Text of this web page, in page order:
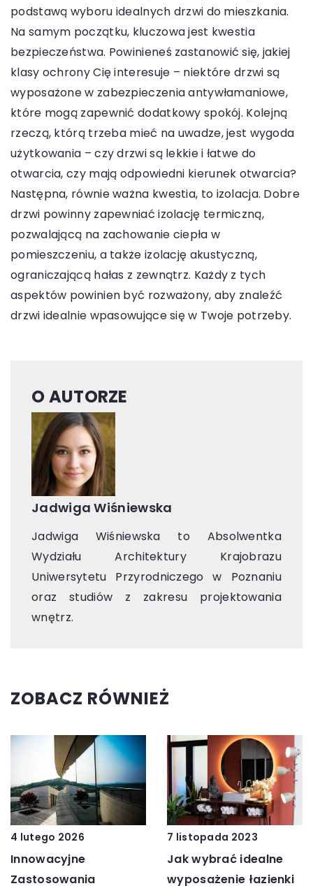
podstawą wyboru idealnych drzwi do mieszkania.
Na samym początku, kluczowa jest kwestia
bezpieczeństwa. Powinieneś zastanowić się, jakiej
klasy ochrony Cię interesuje – niektóre drzwi są
wyposażone w zabezpieczenia antywłamaniowe,
które mogą zapewnić dodatkowy spokój. Kolejną
rzeczą, którą trzeba mieć na uwadze, jest wygoda
użytkowania – czy drzwi są lekkie i łatwe do
otwarcia, czy mają odpowiedni kierunek otwarcia?
Następna, równie ważna kwestia, to izolacja. Dobre
drzwi powinny zapewniać izolację termiczną,
pozwalającą na zachowanie ciepła w
pomieszczeniu, a także izolację akustyczną,
ograniczającą hałas z zewnątrz. Każdy z tych
aspektów powinien być rozważony, aby znaleźć
drzwi idealnie wpasowujące się w Twoje potrzeby.
O AUTORZE
Jadwiga Wiśniewska
Jadwiga Wiśniewska to Absolwentka
Wydziału Architektury Krajobrazu
Uniwersytetu Przyrodniczego w Poznaniu
oraz studiów z zakresu projektowania
wnętrz.
ZOBACZ RÓWNIEŻ
4 lutego 2026
Innowacyjne
Zastosowania
7 listopada 2023
Jak wybrać idealne
wyposażenie łazienki